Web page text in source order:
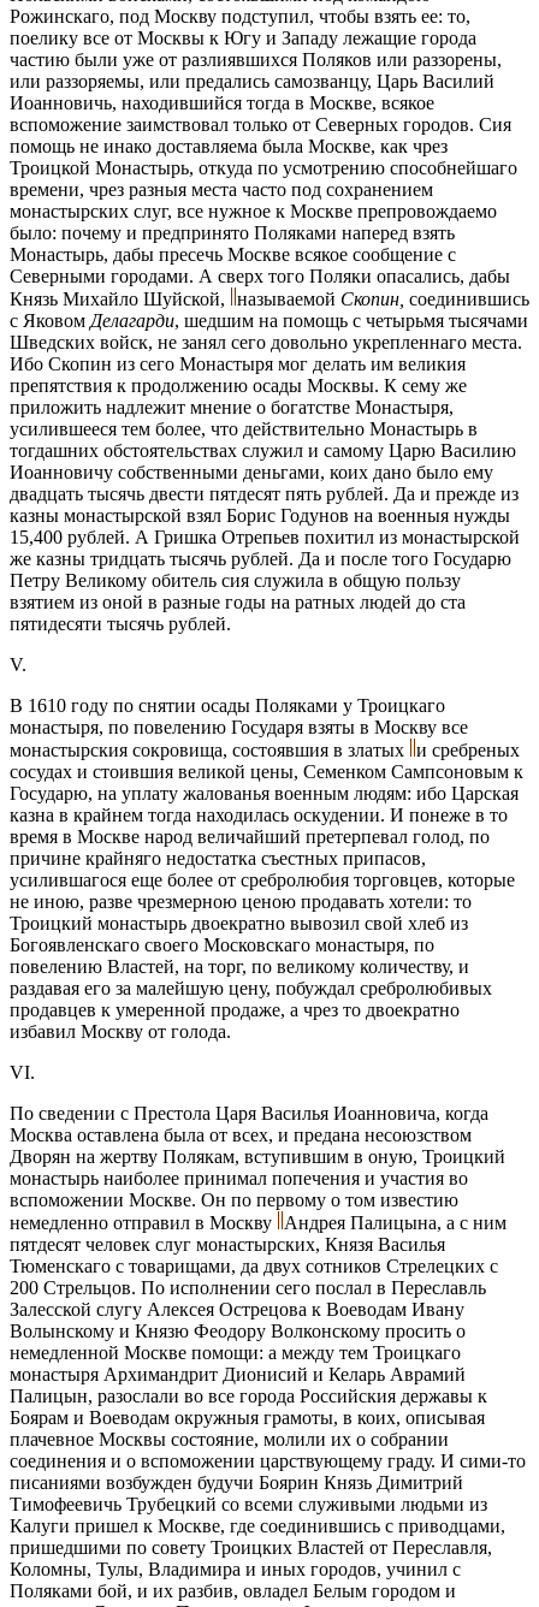
Рожинскаго, под Москву подступил, чтобы взять ее: то,
поелику все от Москвы к Югу и Западу лежащие города
частию были уже от разлиявшихся Поляков или раззорены,
или раззоряемы, или предались самозванцу, Царь Василий
Иоанновичь, находившийся тогда в Москве, всякое
вспоможение заимствовал только от Северных городов. Сия
помощь не инако доставляема была Москве, как чрез
Троицкой Монастырь, откуда по усмотрению способнейшаго
времени, чрез разныя места часто под сохранением
монастырских слуг, все нужное к Москве препровождаемо
было: почему и предпринято Поляками наперед взять
Монастырь, дабы пресечь Москве всякое сообщение с
Северными городами. А сверх того Поляки опасались, дабы
Князь Михайло Шуйской,
называемой Скопин, соединившись
с Яковом Делагарди, шедшим на помощь с четырьмя тысячами
Шведских войск, не занял сего довольно укрепленнаго места.
Ибо Скопин из сего Монастыря мог делать им великия
препятствия к продолжению осады Москвы. К сему же
приложить надлежит мнение о богатстве Монастыря,
усилившееся тем более, что действительно Монастырь в
тогдашних обстоятельствах служил и самому Царю Василию
Иоанновичу собственными деньгами, коих дано было ему
двадцать тысячь двести пятдесят пять рублей. Да и прежде из
казны монастырской взял Борис Годунов на военныя нужды
15,400 рублей. А Гришка Отрепьев похитил из монастырской
же казны тридцать тысячь рублей. Да и после того Государю
Петру Великому обитель сия служила в общую пользу
взятием из оной в разные годы на ратных людей до ста
пятидесяти тысячь рублей.
V.
В 1610 году по снятии осады Поляками у Троицкаго
монастыря, по повелению Государя взяты в Москву все
монастырския сокровища, состоявшия в златых и сребреных
сосудах и стоившия великой цены, Семенком Сампсоновым к
Государю, на уплату жалованья военным людям: ибо Царская
казна в крайнем тогда находилась оскудении. И понеже в то
время в Москве народ величайший претерпевал голод, по
причине крайняго недостатка съестных припасов,
усилившагося еще более от сребролюбия торговцев, которые
не иною, разве чрезмерною ценою продавать хотели: то
Троицкий монастырь двоекратно вывозил свой хлеб из
Богоявленскаго своего Московскаго монастыря, по
повелению Властей, на торг, по великому количеству, и
раздавая его за малейшую цену, побуждал сребролюбивых
продавцев к умеренной продаже, а чрез то двоекратно
избавил Москву от голода.
VI.
По сведении с Престола Царя Василья Иоанновича, когда
Москва оставлена была от всех, и предана несоюзством
Дворян на жертву Полякам, вступившим в оную, Троицкий
монастырь наиболее принимал попечения и участия во
вспоможении Москве. Он по первому о том известию
немедленно отправил в Москву
Андрея Палицына, а с ним
пятдесят человек слуг монастырских, Князя Василья
Тюменскаго с товарищами, да двух сотников Стрелецких с
200 Стрельцов. По исполнении сего послал в Переславль
Залесской слугу Алексея Острецова к Воеводам Ивану
Волынскому и Князю Феодору Волконскому просить о
немедленной Москве помощи: а между тем Троицкаго
монастыря Архимандрит Дионисий и Келарь Аврамий
Палицын, разослали во все города Российския державы к
Боярам и Воеводам окружныя грамоты, в коих, описывая
плачевное Москвы состояние, молили их о собрании
соединения и о вспоможении царствующему граду. И сими-то
писаниями возбужден будучи Боярин Князь Димитрий
Тимофеевичь Трубецкий со всеми служивыми людьми из
Калуги пришел к Москве, где соединившись с приводцами,
пришедшими по совету Троицких Властей от Переславля,
Коломны, Тулы, Владимира и иных городов, учинил с
Поляками бой, и их разбив, овладел Белым городом и